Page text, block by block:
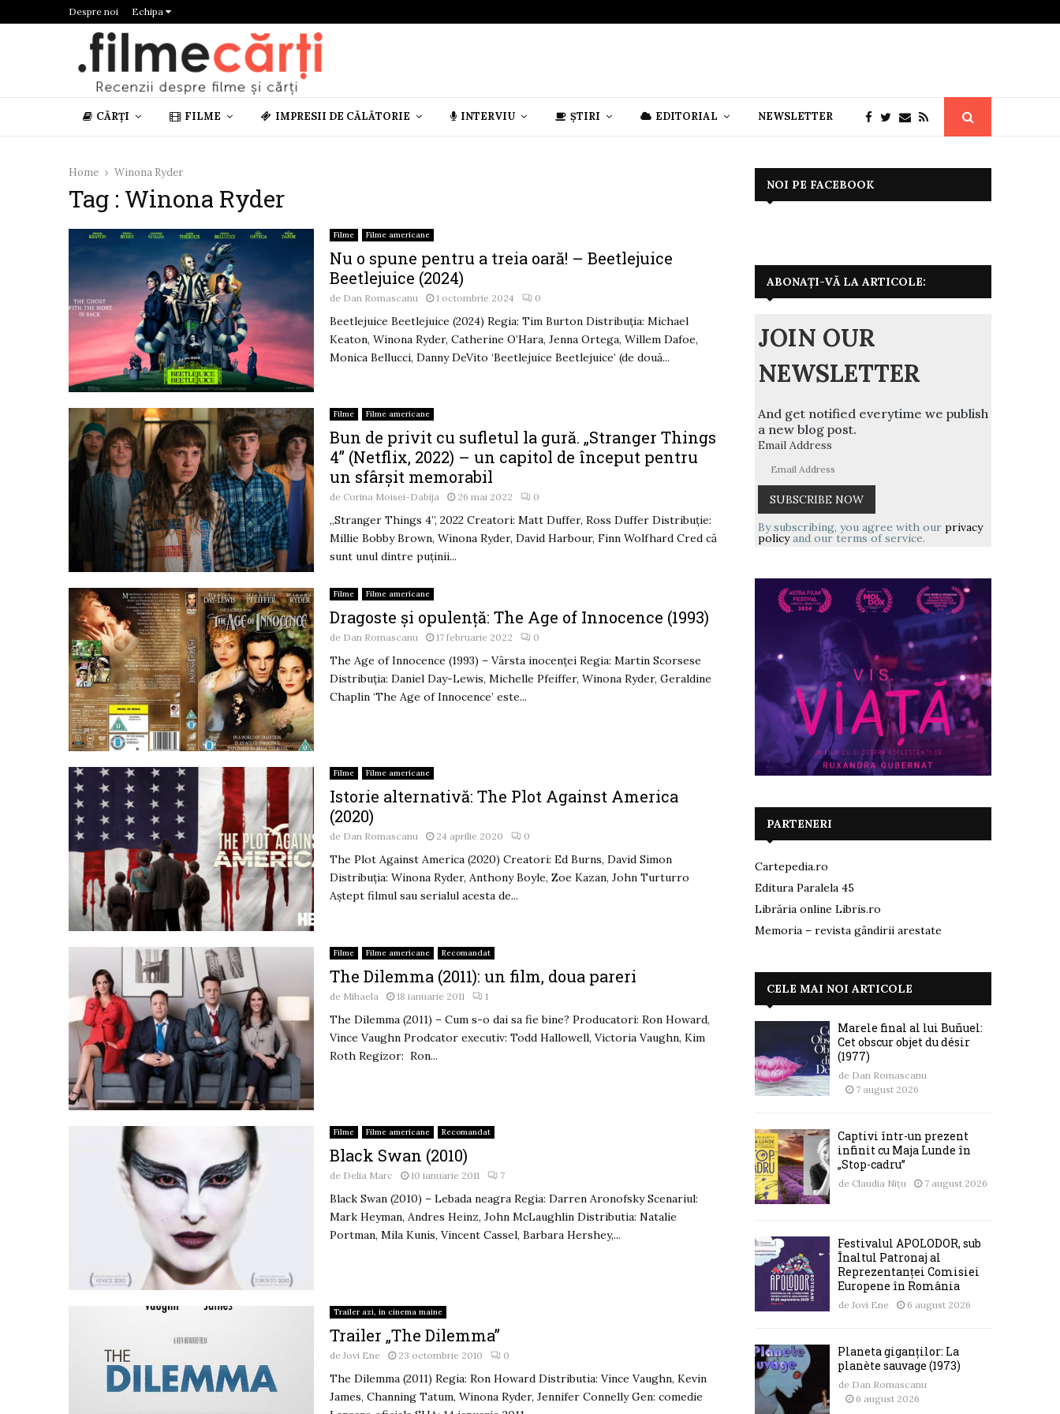
Despre noi Echipa
CĂRȚI FILME IMPRESII DE CĂLĂTORIE INTERVIU ȘTIRI EDITORIAL NEWSLETTER
Home Winona Ryder
Tag : Winona Ryder
Filme Filme americane
Nu o spune pentru a treia oară! – Beetlejuice
Beetlejuice (2024)
de Dan Romascanu 1 octombrie 2024 0
Beetlejuice Beetlejuice (2024) Regia: Tim Burton Distribuția: Michael
Keaton, Winona Ryder, Catherine O’Hara, Jenna Ortega, Willem Dafoe,
Monica Bellucci, Danny DeVito ‘Beetlejuice Beetlejuice’ (de două...
Filme Filme americane
Bun de privit cu sufletul la gură. „Stranger Things
4” (Netflix, 2022) – un capitol de început pentru
un sfârșit memorabil
de Corina Moisei-Dabija 26 mai 2022 0
„Stranger Things 4”, 2022 Creatori: Matt Duffer, Ross Duffer Distribuție:
Millie Bobby Brown, Winona Ryder, David Harbour, Finn Wolfhard Cred că
sunt unul dintre puținii...
Filme Filme americane
Dragoste și opulență: The Age of Innocence (1993)
de Dan Romascanu 17 februarie 2022 0
The Age of Innocence (1993) – Vârsta inocenței Regia: Martin Scorsese
Distribuția: Daniel Day-Lewis, Michelle Pfeiffer, Winona Ryder, Geraldine
Chaplin ‘The Age of Innocence’ este...
Filme Filme americane
Istorie alternativă: The Plot Against America
(2020)
de Dan Romascanu 24 aprilie 2020 0
The Plot Against America (2020) Creatori: Ed Burns, David Simon
Distribuția: Winona Ryder, Anthony Boyle, Zoe Kazan, John Turturro
Aștept filmul sau serialul acesta de...
Filme Filme americane Recomandat
The Dilemma (2011): un film, doua pareri
de Mihaela 18 ianuarie 2011 1
The Dilemma (2011) – Cum s-o dai sa fie bine? Producatori: Ron Howard,
Vince Vaughn Prodcator executiv: Todd Hallowell, Victoria Vaughn, Kim
Roth Regizor: Ron...
Filme Filme americane Recomandat
Black Swan (2010)
de Delia Marc 10 ianuarie 2011 7
Black Swan (2010) – Lebada neagra Regia: Darren Aronofsky Scenariul:
Mark Heyman, Andres Heinz, John McLaughlin Distributia: Natalie
Portman, Mila Kunis, Vincent Cassel, Barbara Hershey,...
Trailer azi, in cinema maine
Trailer „The Dilemma”
de Jovi Ene 23 octombrie 2010 0
The Dilemma (2011) Regia: Ron Howard Distributia: Vince Vaughn, Kevin
James, Channing Tatum, Winona Ryder, Jennifer Connelly Gen: comedie
NOI PE FACEBOOK
ABONAȚI-VĂ LA ARTICOLE:
JOIN OUR
NEWSLETTER
And get notified everytime we publish
a new blog post.
Email Address
By subscribing, you agree with our privacy
policyand our terms of service.
PARTENERI
Cartepedia.ro
Editura Paralela 45
Librăria online Libris.ro
Memoria – revista gândirii arestate
CELE MAI NOI ARTICOLE
Marele final al lui Buñuel:
Cet obscur objet du désir
(1977)
de Dan Romascanu
7 august 2026
Captivi într-un prezent
infinit cu Maja Lunde în
„Stop-cadru”
de Claudia Nițu 7 august 2026
Festivalul APOLODOR, sub
Înaltul Patronaj al
Reprezentanței Comisiei
Europene în România
de Jovi Ene 6 august 2026
Planeta giganților: La
planète sauvage (1973)
de Dan Romascanu
6 august 2026